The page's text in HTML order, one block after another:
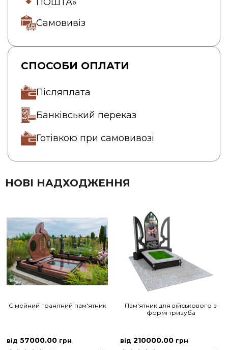
Самовивіз
СПОСОБИ ОПЛАТИ
Післяплата
Банківський переказ
Готівкою при самовивозі
НОВІ НАДХОДЖЕННЯ
Сімейний гранітний пам'ятник
від 57000.00 грн
Пам'ятник для військового в
формі тризуба
від 210000.00 грн